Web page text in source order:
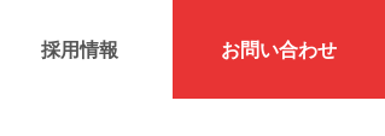
採用情報 お問い合わせ